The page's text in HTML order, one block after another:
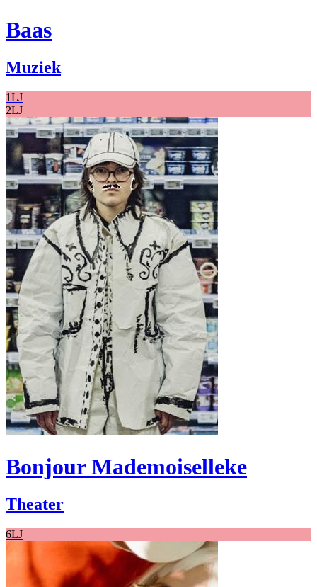
Baas
Muziek
1LJ
2LJ
Bonjour Mademoiselleke
Theater
6LJ